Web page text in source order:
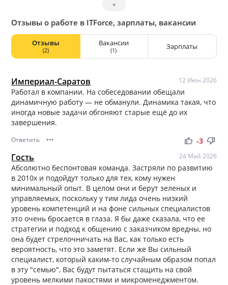
Наша команда налічує 30 фахівців, об’єднаних спільною
метою — працювати на результат і забезпечувати успіх
наших клієнтів.
˅
Отзывы о работе в ITForce, зарплаты, вакансии
Отзывы
(2)
Вакансии
(1) Зарплаты
Империал-Саратов 12 Июн 2026
Работал в компании. На собеседовании обещали
динамичную работу — не обманули. Динамика такая, что
иногда новые задачи обгоняют старые ещё до их
завершения.
Ответить ••• thumb_up thumb_down
-3
Гость 24 Май 2026
Абсолютно беспонтовая команда. Застряли по развитию
в 2010х и подойдут только для тех, кому нужен
минимальный опыт. В целом они и берут зеленых и
управляемых, поскольку у тим лида очень низкий
уровень компетенций и на фоне сильных специалистов
это очень бросается в глаза. Я бы даже сказала, что ее
стратегии и подход к общению с заказчиком вредны, но
она будет стрелочничать на Вас, как только есть
вероятность, что это заметят. Если же Вы сильный
специалист, который каким-то случайным образом попал
в эту "семью", Вас будут пытаться стащить на свой
уровень мелкими пакостями и микроменеджментом.